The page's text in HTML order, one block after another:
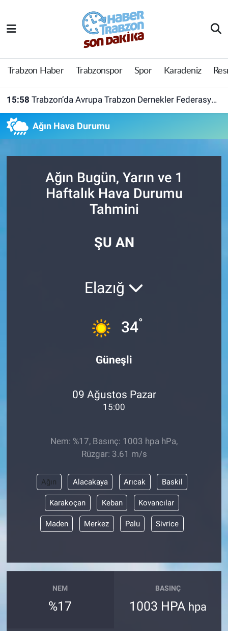
Trabzon Haber Trabzonspor Spor Karadeniz
15:58 Trabzon’da Avrupa Trabzon Dernekler Federasyonu açıldı
Ağın Hava Durumu
Ağın Bugün, Yarın ve 1
Haftalık Hava Durumu
Tahmini
ŞU AN
Elazığ
34°
Güneşli
09 Ağustos Pazar
15:00
Nem: %17, Basınç: 1003 hpa hPa,
Rüzgar: 3.61 m/s
Ağın Alacakaya Arıcak Baskil
Karakoçan Keban Kovancılar
Maden Merkez Palu Sivrice
NEM
%17
BASINÇ
1003 HPA hpa
Trabzon Haber
Trabzonspor
Perde Arkası
Trabzon Nöbetçi Eczaneler
Trabzon Hava Durumu
Son Dakika Haberleri